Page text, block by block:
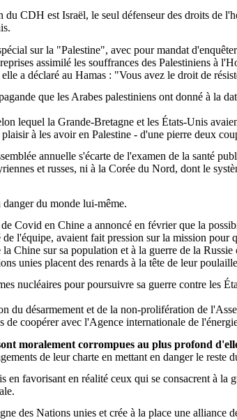
CDH est Israël, le seul défenseur des droits de
sur la "Palestine", avec pour mandat
assimilé les souffrances des Palestiniens à
a déclaré au Hamas : "Vous avez le droit de
que les Arabes palestiniens ont donné à la
lequel la Grande-Bretagne et les États-Unis
à les avoir en Palestine - d'une pierre deux
annuelle s'écarte de l'examen de la santé
et russes, ni à la Corée du Nord, dont le
danger du monde lui-même.
Covid en Chine a annoncé en février que la
l'équipe, avaient fait pression sur la mission pour
Chine sur sa population et à la guerre de la
unies placent des renards à la tête de leur
nucléaires pour poursuivre sa guerre contre les
du désarmement et de la non-prolifération de
de coopérer avec l'Agence internationale de
moralement corrompues au plus profond
de leur charte en mettant en danger le reste
favorisant en réalité ceux qui se consacrent à
des Nations unies et crée à la place une alliance